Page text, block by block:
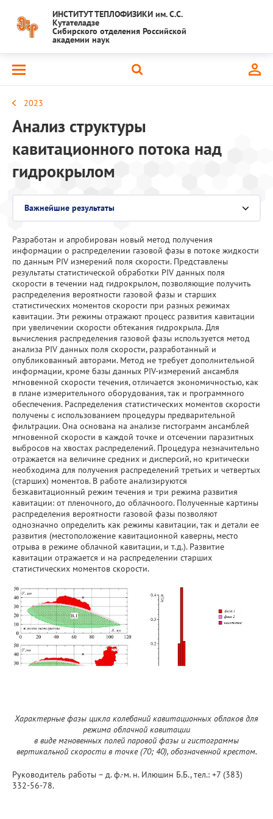
ИНСТИТУТ ТЕПЛОФИЗИКИ им. С.С.
Кутателадзе
Сибирского отделения Российской
академии наук
2023
Анализ структуры
кавитационного потока над
гидрокрылом
Национальный проект "Наука и университеты"
Крупный научный проект
Важнейшие результаты
Фундаментальные исследования
Прикладные разработки
Уникальные стенды и установки
ЦКП "Теплофизика и энергетика"
Международное сотрудничество
Полезные ссылки
Выберите раздел
Разработан и апробирован новый метод получения
информации о распределении газовой фазы в потоке жидкости
по данным PIV измерений поля скорости. Представлены
результаты статистической обработки PIV данных поля
скорости в течении над гидрокрылом, позволяющие получить
распределения вероятности газовой фазы и старших
статистических моментов скорости при разных режимах
кавитации. Эти режимы отражают процесс развития кавитации
при увеличении скорости обтекания гидрокрыла. Для
вычисления распределения газовой фазы используется метод
анализа PIV данных поля скорости, разработанный и
опубликованный авторами. Метод не требует дополнительной
информации, кроме базы данных PIV-измерений ансамбля
мгновенной скорости течения, отличается экономичностью, как
в плане измерительного оборудования, так и программного
обеспечения. Распределения статистических моментов скорости
получены с использованием процедуры предварительной
фильтрации. Она основана на анализе гистограмм ансамблей
мгновенной скорости в каждой точке и отсечении паразитных
выбросов на хвостах распределений. Процедура незначительно
отражается на величине средних и дисперсий, но критически
необходима для получения распределений третьих и четвертых
(старших) моментов. В работе анализируются
безкавитационный режим течения и три режима развития
кавитации: от пленочного, до облачноого. Полученные картины
распределения вероятности газовой фазы позволяют
однозначно определить как режимы кавитации, так и детали ее
развития (местоположение кавитационной каверны, место
отрыва в режиме облачной кавитации, и т.д.). Развитие
кавитации отражается и на распределении старших
статистических моментов скорости.
Характерные фазы цикла колебаний кавитационных облаков для
режима облачной кавитации
в виде мгновенных полей паровой фазы и гистограммы
вертикальной скорости в точке (70; 40), обозначенной крестом.
Руководитель работы – д. ф.-м. н. Илюшин Б.Б., тел.: +7 (383)
332-56-78.